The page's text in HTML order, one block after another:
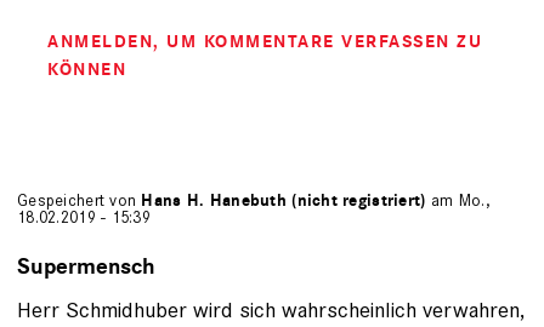
ANMELDEN, UM KOMMENTARE VERFASSEN ZU
KÖNNEN
Gespeichert von Hans H. Hanebuth (nicht registriert) am Mo.,
18.02.2019 - 15:39
Supermensch
Herr Schmidhuber wird sich wahrscheinlich verwahren,